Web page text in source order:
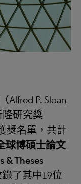
Alfred P. Sloan
隆研究獎
獲獎名單，共計
球博碩士論文
& Theses
錄了其中19位